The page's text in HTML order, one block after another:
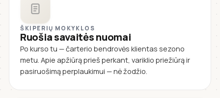
ŠKIPERIŲ MOKYKLOS
Ruošia savaitės nuomai
Po kurso tu — čarterio bendrovės klientas sezono
metu. Apie apžiūrą prieš perkant, variklio priežiūrą ir
pasiruošimą perplaukimui — nė žodžio.